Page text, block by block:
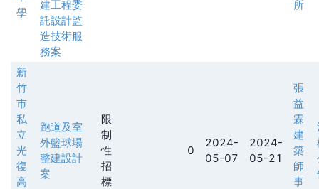
學
建工程委
託設計監
造技術服
務案
所
新
竹
市
私
立
光
復
高
跑道及室
外籃球場
整建設計
案
限
制
性
招
標
0
2024-
05-07
2024-
05-21
張
益
霖
建
築
師
事